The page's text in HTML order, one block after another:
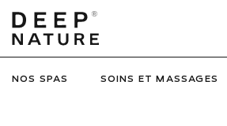
NOS SPAS SOINS ET MASSAGES